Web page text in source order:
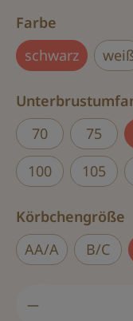
Farbe
schwarz
70
75
100
105
Körbchengröße
AA/A
B/C
Produkt